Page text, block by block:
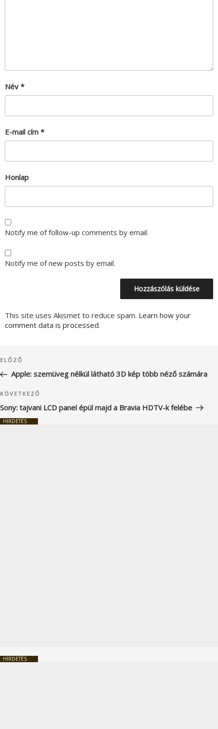
Név *
E-mail cím *
Honlap
Notify me of follow-up comments by email.
Notify me of new posts by email.
This site uses Akismet to reduce spam. Learn how your
comment data is processed.
navigáció
Korábbi
bejegyzés
ELŐZŐ
Apple: szemüveg nélkül látható 3D kép több néző számára
Következő
bejegyzés
KÖVETKEZŐ
Sony: tajvani LCD panel épül majd a Bravia HDTV-k felébe
HIRDETÉS
HIRDETÉS